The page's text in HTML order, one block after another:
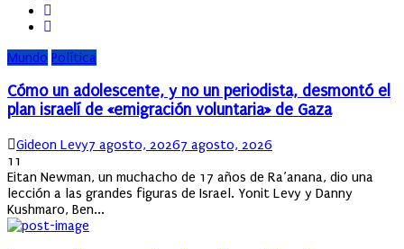
Mundo Política
Cómo un adolescente, y no un periodista, desmontó el
plan israelí de «emigración voluntaria» de Gaza
Author
Gideon LevyPosted
7 agosto, 20267 agosto, 2026
11
Eitan Newman, un muchacho de 17 años de Ra’anana, dio una
lección a las grandes figuras de Israel. Yonit Levy y Danny
Kushmaro, Ben...